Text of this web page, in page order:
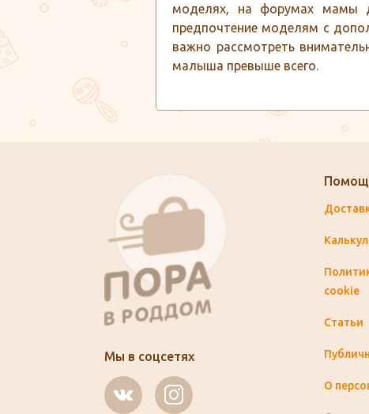
моделях, на форумах мамы
предпочтение моделям с
важно рассмотреть
малыша превыше всего.
Мы в соцсетях
cookie
Статьи
О